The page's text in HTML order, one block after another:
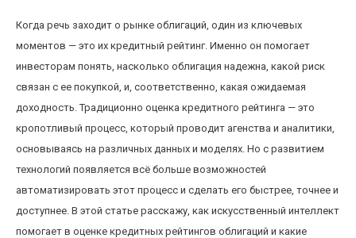
Когда речь заходит о рынке облигаций, один из ключевых
моментов — это их кредитный рейтинг. Именно он помогает
инвесторам понять, насколько облигация надежна, какой риск
связан с ее покупкой, и, соответственно, какая ожидаемая
доходность. Традиционно оценка кредитного рейтинга — это
кропотливый процесс, который проводит агенства и аналитики,
основываясь на различных данных и моделях. Но с развитием
технологий появляется всё больше возможностей
автоматизировать этот процесс и сделать его быстрее, точнее и
доступнее. В этой статье расскажу, как искусственный интеллект
помогает в оценке кредитных рейтингов облигаций и какие